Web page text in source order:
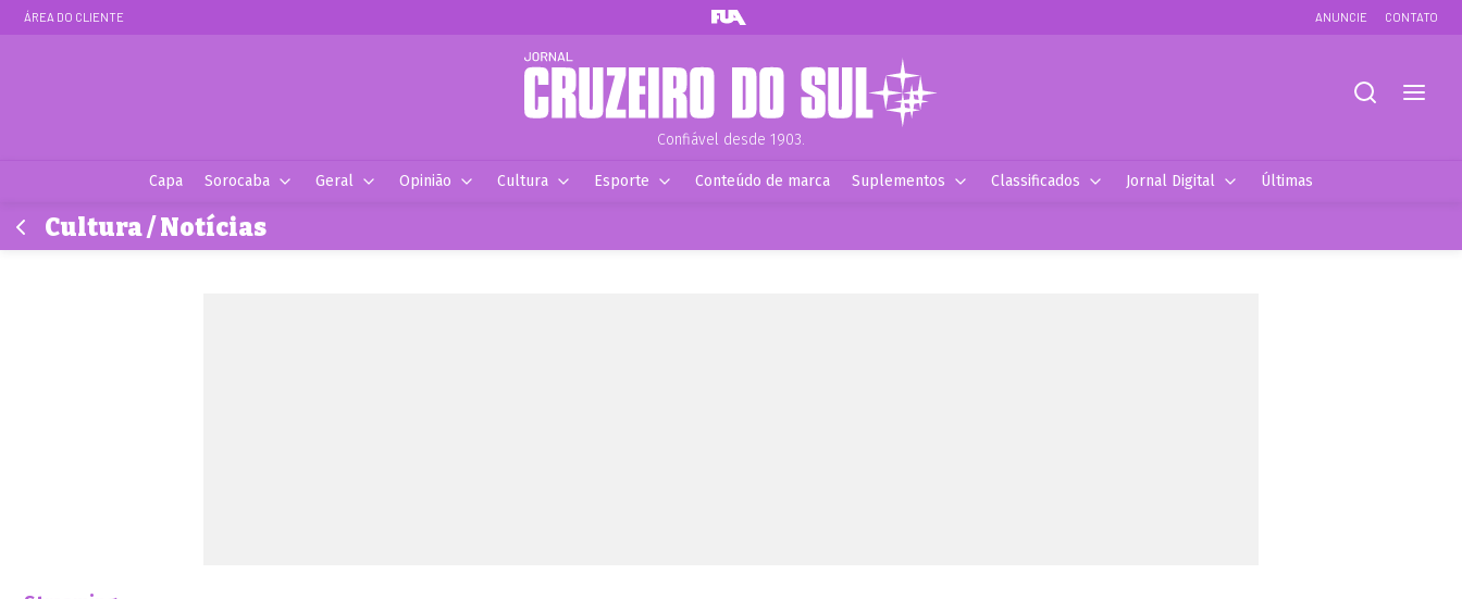
ÁREA DO CLIENTE ANUNCIE CONTATO
Confiável desde 1903.
Capa Sorocaba Geral Opinião Cultura Esporte Conteúdo de marca Suplementos Classificados Jornal Digital Últimas
Cultura / Notícias